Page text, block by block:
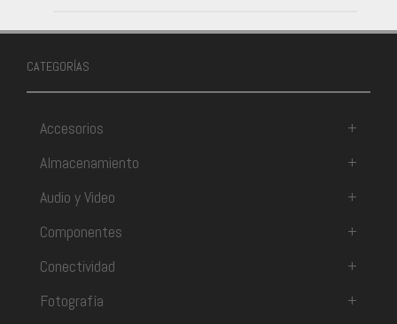
CATEGORÍAS
Accesorios
+
Almacenamiento
+
Audio y Video
+
Componentes
+
Conectividad
+
Fotografía
+